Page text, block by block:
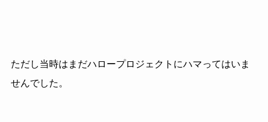
ただし当時はまだハロープロジェクトにハマってはいま
せんでした。